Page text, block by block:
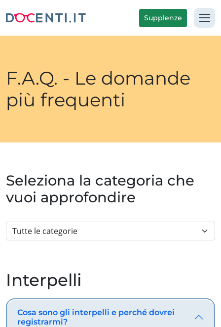
Supplenze
F.A.Q. - Le domande
più frequenti
Seleziona la categoria che
vuoi approfondire
Interpelli
Cosa sono gli interpelli e perché dovrei
registrarmi?